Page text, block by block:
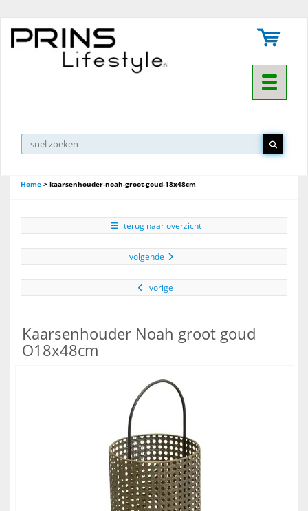
Toggle
Home > kaarsenhouder-noah-groot-goud-18x48cm
terug naar overzicht
volgende
vorige
Kaarsenhouder Noah groot goud
O18x48cm